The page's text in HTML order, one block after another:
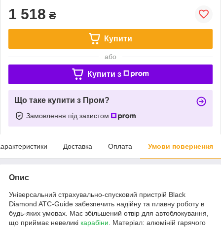
1 518 ₴
Купити
або
Купити з
Що таке купити з Пром?
Замовлення під захистом
Доставка Оплата Умови повернення
Опис
Універсальний страхувально-спусковий пристрій Black
Diamond ATC-Guide забезпечить надійну та плавну роботу в
будь-яких умовах. Має збільшений отвір для автоблокування,
що приймає невеликі карабіни . Матеріал: алюміній гарячого